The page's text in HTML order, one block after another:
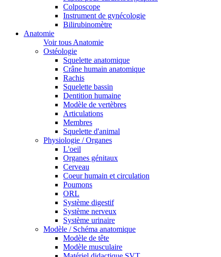
Colposcope
Instrument de gynécologie
Bilirubinomètre
Anatomie
Voir tous Anatomie
Ostéologie
Squelette anatomique
Crâne humain anatomique
Rachis
Squelette bassin
Dentition humaine
Modèle de vertèbres
Articulations
Membres
Squelette d'animal
Physiologie / Organes
L'oeil
Organes génitaux
Cerveau
Coeur humain et circulation
Poumons
ORL
Système digestif
Système nerveux
Système urinaire
Modèle / Schéma anatomique
Modèle de tête
Modèle musculaire